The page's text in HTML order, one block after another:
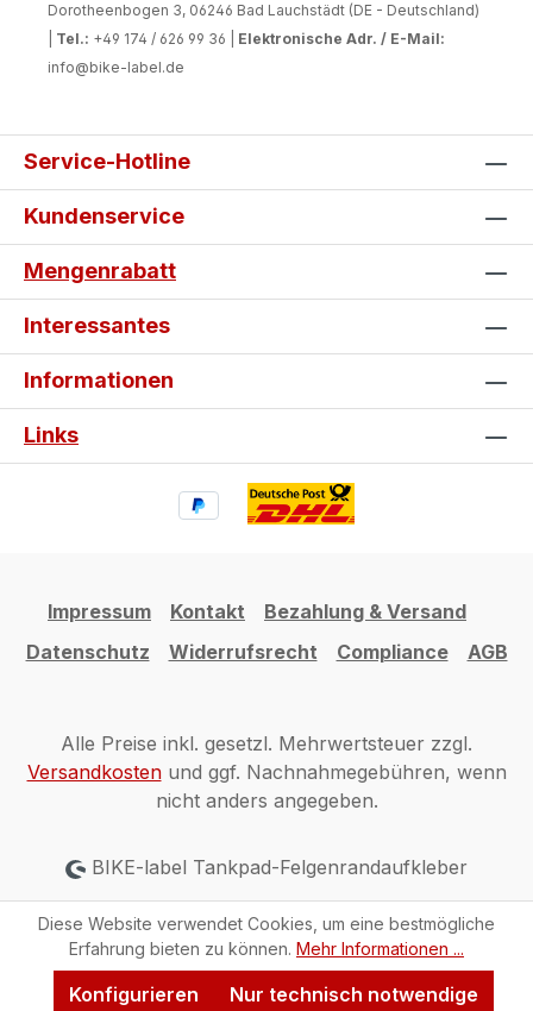
Dorotheenbogen 3, 06246 Bad Lauchstädt (DE - Deutschland)
Tel.: +49 174 / 626 99 36 | Elektronische Adr. / E-Mail:
info@bike-label.de
Service-Hotline
Kundenservice
Mengenrabatt
Interessantes
Informationen
Links
Impressum Kontakt
Bezahlung & Versand
Datenschutz
Widerrufsrecht Compliance AGB
Alle Preise inkl. gesetzl. Mehrwertsteuer zzgl.
Versandkostenund ggf. Nachnahmegebühren, wenn
nicht anders angegeben.
BIKE-label Tankpad-Felgenrandaufkleber
Diese Website verwendet Cookies, um eine bestmögliche
Erfahrung bieten zu können. Mehr Informationen ...
Nur technisch notwendige
Konfigurieren